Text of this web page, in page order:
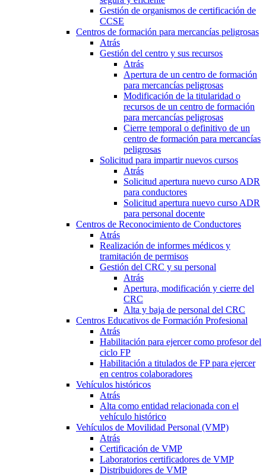
Gestión de organismos de certificación de
CCSE
Centros de formación para mercancías peligrosas
Atrás
Gestión del centro y sus recursos
Atrás
Apertura de un centro de formación
para mercancías peligrosas
Modificación de la titularidad o
recursos de un centro de formación
para mercancías peligrosas
Cierre temporal o definitivo de un
centro de formación para mercancías
peligrosas
Solicitud para impartir nuevos cursos
Atrás
Solicitud apertura nuevo curso ADR
para conductores
Solicitud apertura nuevo curso ADR
para personal docente
Centros de Reconocimiento de Conductores
Atrás
Realización de informes médicos y
tramitación de permisos
Gestión del CRC y su personal
Atrás
Apertura, modificación y cierre del
CRC
Alta y baja de personal del CRC
Centros Educativos de Formación Profesional
Atrás
Habilitación para ejercer como profesor del
ciclo FP
Habilitación a titulados de FP para ejercer
en centros colaboradores
Vehículos históricos
Atrás
Alta como entidad relacionada con el
vehículo histórico
Vehículos de Movilidad Personal (VMP)
Atrás
Certificación de VMP
Laboratorios certificadores de VMP
Distribuidores de VMP